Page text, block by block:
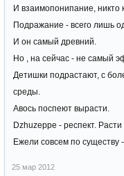
И взаимопонипание, никто
Подражание - всего лишь
И он самый древний.
Но , на сейчас - не самый
Детишки подрастают, с
среды.
Авось поспеют вырасти.
Dzhuzeppe - респект.
Ежели совсем по существу
25 мар 2012